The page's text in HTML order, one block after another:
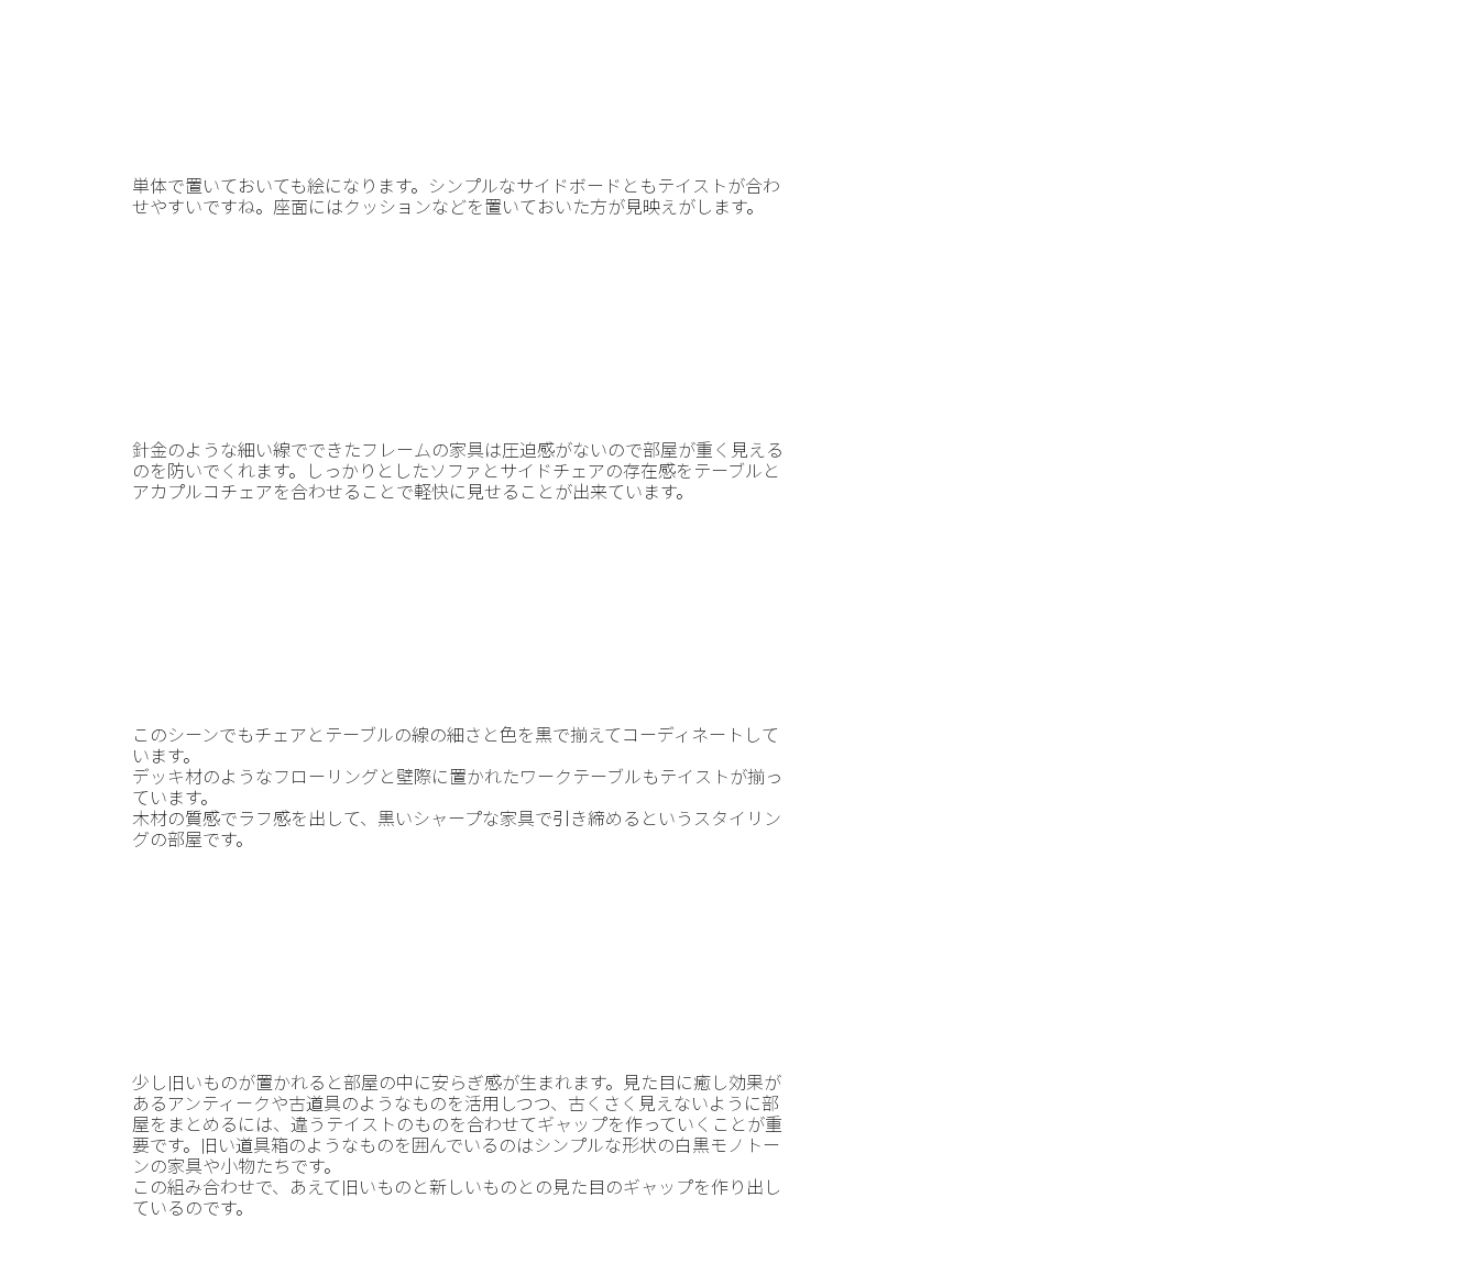
単体で置いておいても絵になります。シンプルなサイドボードともテイストが合わ
せやすいですね。座面にはクッションなどを置いておいた方が見映えがします。
針金のような細い線でできたフレームの家具は圧迫感がないので部屋が重く見える
のを防いでくれます。しっかりとしたソファとサイドチェアの存在感をテーブルと
アカプルコチェアを合わせることで軽快に見せることが出来ています。
このシーンでもチェアとテーブルの線の細さと色を黒で揃えてコーディネートして
います。
デッキ材のようなフローリングと壁際に置かれたワークテーブルもテイストが揃っ
ています。
木材の質感でラフ感を出して、黒いシャープな家具で引き締めるというスタイリン
グの部屋です。
少し旧いものが置かれると部屋の中に安らぎ感が生まれます。見た目に癒し効果が
あるアンティークや古道具のようなものを活用しつつ、古くさく見えないように部
屋をまとめるには、違うテイストのものを合わせてギャップを作っていくことが重
要です。旧い道具箱のようなものを囲んでいるのはシンプルな形状の白黒モノトー
ンの家具や小物たちです。
この組み合わせで、あえて旧いものと新しいものとの見た目のギャップを作り出し
ているのです。